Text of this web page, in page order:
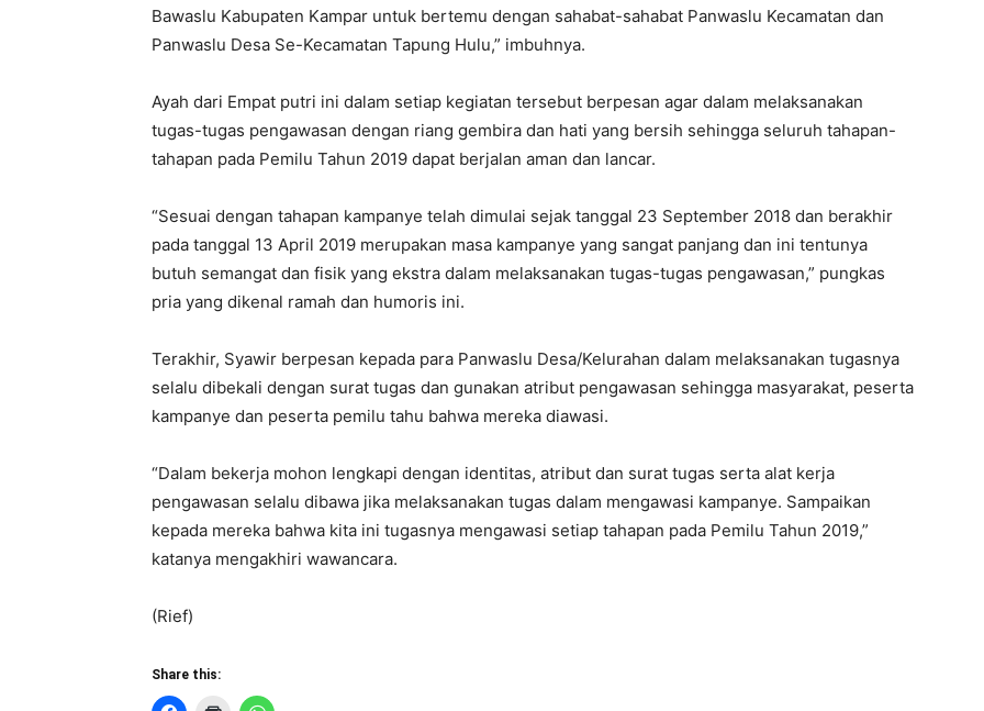
Bawaslu Kabupaten Kampar untuk bertemu dengan sahabat-sahabat Panwaslu Kecamatan dan
Panwaslu Desa Se-Kecamatan Tapung Hulu,” imbuhnya.
Ayah dari Empat putri ini dalam setiap kegiatan tersebut berpesan agar dalam melaksanakan
tugas-tugas pengawasan dengan riang gembira dan hati yang bersih sehingga seluruh tahapan-
tahapan pada Pemilu Tahun 2019 dapat berjalan aman dan lancar.
“Sesuai dengan tahapan kampanye telah dimulai sejak tanggal 23 September 2018 dan berakhir
pada tanggal 13 April 2019 merupakan masa kampanye yang sangat panjang dan ini tentunya
butuh semangat dan fisik yang ekstra dalam melaksanakan tugas-tugas pengawasan,” pungkas
pria yang dikenal ramah dan humoris ini.
Terakhir, Syawir berpesan kepada para Panwaslu Desa/Kelurahan dalam melaksanakan tugasnya
selalu dibekali dengan surat tugas dan gunakan atribut pengawasan sehingga masyarakat, peserta
kampanye dan peserta pemilu tahu bahwa mereka diawasi.
“Dalam bekerja mohon lengkapi dengan identitas, atribut dan surat tugas serta alat kerja
pengawasan selalu dibawa jika melaksanakan tugas dalam mengawasi kampanye. Sampaikan
kepada mereka bahwa kita ini tugasnya mengawasi setiap tahapan pada Pemilu Tahun 2019,”
katanya mengakhiri wawancara.
(Rief)
Share this: